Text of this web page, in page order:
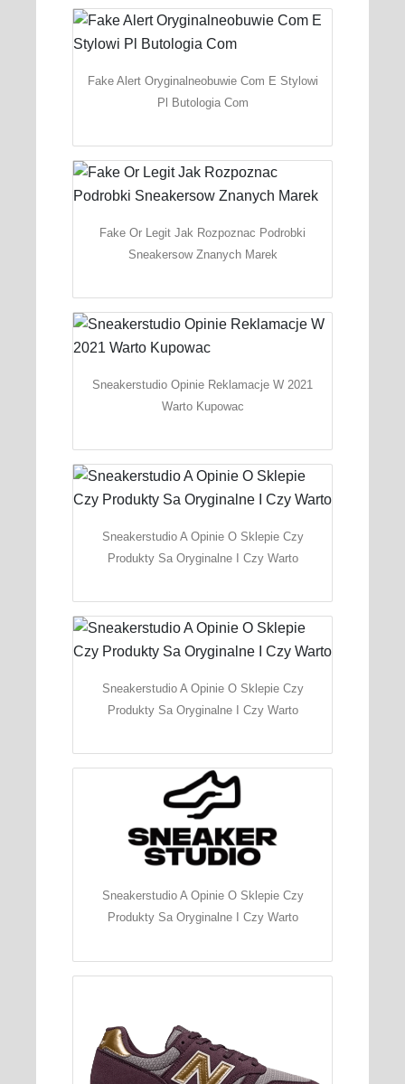
Fake Alert Oryginalneobuwie Com E Stylowi
Pl Butologia Com
Fake Or Legit Jak Rozpoznac Podrobki
Sneakersow Znanych Marek
Sneakerstudio Opinie Reklamacje W 2021
Warto Kupowac
Sneakerstudio A Opinie O Sklepie Czy
Produkty Sa Oryginalne I Czy Warto
Sneakerstudio A Opinie O Sklepie Czy
Produkty Sa Oryginalne I Czy Warto
Sneakerstudio A Opinie O Sklepie Czy
Produkty Sa Oryginalne I Czy Warto